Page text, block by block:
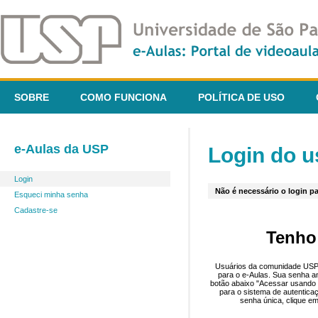
SOBRE COMO FUNCIONA POLÍTICA DE USO
e-Aulas da USP
Login
Esqueci minha senha
Cadastre-se
Login do
Não é necessário o login
Usuários da comunidade
para o e-Aulas. Sua senha
botão abaixo "Acessar
para o sistema de
senha única, clique